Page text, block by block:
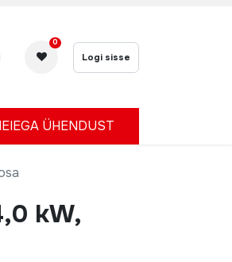
0
Logi sisse
ÜHENDUST
kW,